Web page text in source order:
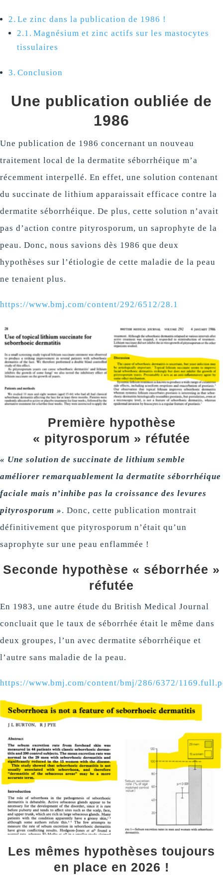
Le zinc dans la publication de 1986 !
Magnésium et zinc actifs sur les mastocytes
tissulaires
Conclusion
Une publication oubliée de
1986
Une publication de 1986 concernant un nouveau
traitement local de la dermatite séborrhéique m’a
récemment interpellé. En effet, une solution contenant
du succinate de lithium apparaissait efficace contre la
dermatite séborrhéique. De plus, cette solution n’avait
pas d’action contre pityrosporum, un saprophyte de la
peau. Donc, nous savions dès 1986 que deux
hypothèses sur l’étiologie de cette maladie de la peau
ne tenaient plus.
https://www.bmj.com/content/292/6512/28.1
Première hypothèse
« pityrosporum » réfutée
« Une solution de succinate de lithium semble
améliorer remarquablement la dermatite séborrhéique
faciale mais n’inhibe pas la croissance des levures
pityrosporum ». Donc, cette publication montrait
définitivement que pityrosporum n’était qu’un
saprophyte sur une peau enflammée !
Seconde hypothèse « séborrhée »
réfutée
En 1983, une autre étude du British Medical Journal
concluait que le taux de séborrhée était le même dans
deux groupes, l’un avec dermatite séborrhéique et
l’autre sans maladie de la peau.
https://www.bmj.com/content/bmj/286/6372/
Les mêmes hypothèses toujours
en place en 2026 !